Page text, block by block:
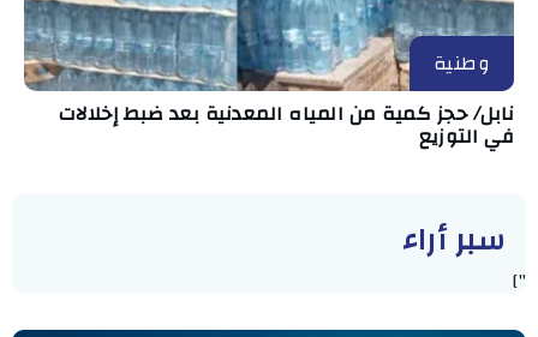
وطنية
نابل/ حجز كمية من المياه المعدنية بعد ضبط إخلالات
في التوزيع
سبر أراء
"]